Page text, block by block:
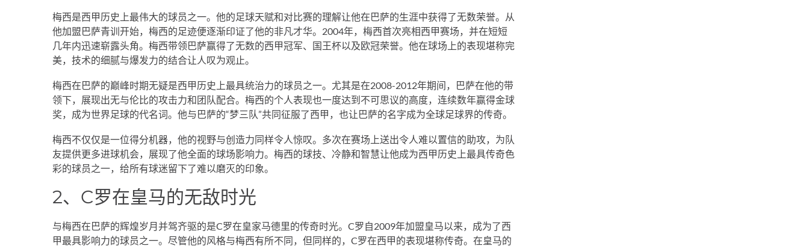
梅西是西甲历史上最伟大的球员之一。他的足球天赋和对比赛的理解让他在巴萨的生涯中获得了无数荣誉。从
他加盟巴萨青训开始，梅西的足迹便逐渐印证了他的非凡才华。2004年，梅西首次亮相西甲赛场，并在短短
几年内迅速崭露头角。梅西带领巴萨赢得了无数的西甲冠军、国王杯以及欧冠荣誉。他在球场上的表现堪称完
美，技术的细腻与爆发力的结合让人叹为观止。
梅西在巴萨的巅峰时期无疑是西甲历史上最具统治力的球员之一。尤其是在2008-2012年期间，巴萨在他的带
领下，展现出无与伦比的攻击力和团队配合。梅西的个人表现也一度达到不可思议的高度，连续数年赢得金球
奖，成为世界足球的代名词。他与巴萨的“梦三队”共同征服了西甲，也让巴萨的名字成为全球足球界的传奇。
梅西不仅仅是一位得分机器，他的视野与创造力同样令人惊叹。多次在赛场上送出令人难以置信的助攻，为队
友提供更多进球机会，展现了他全面的球场影响力。梅西的球技、冷静和智慧让他成为西甲历史上最具传奇色
彩的球员之一，给所有球迷留下了难以磨灭的印象。
2、C罗在皇马的无敌时光
与梅西在巴萨的辉煌岁月并驾齐驱的是C罗在皇家马德里的传奇时光。C罗自2009年加盟皇马以来，成为了西
甲最具影响力的球员之一。尽管他的风格与梅西有所不同，但同样的，C罗在西甲的表现堪称传奇。在皇马的